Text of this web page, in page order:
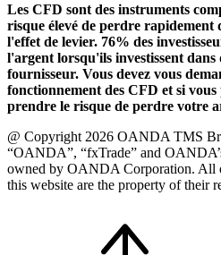
Les CFD sont des instruments
risque élevé de perdre rapidement
l'effet de levier. 76% des
l'argent lorsqu'ils investissent dans
fournisseur. Vous devez vous
fonctionnement des CFD et si
prendre le risque de perdre votre
@ Copyright 2026 OANDA TMS
“OANDA”, “fxTrade” and
owned by OANDA Corporation. All
this website are the property of their